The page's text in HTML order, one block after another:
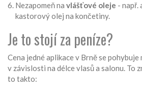
Nezapomeň na vlášťové oleje - např.
kastorový olej na končetiny.
Je to stojí za peníze?
Cena jedné aplikace v Brně se
v závislosti na délce vlasů a salonu. To
to takto: